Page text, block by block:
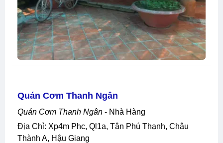
Quán Cơm Thanh Ngân
Quán Cơm Thanh Ngân - Nhà Hàng
Địa Chỉ: Xp4m Phc, Ql1a, Tân Phú Thạnh, Châu
Thành A, Hậu Giang